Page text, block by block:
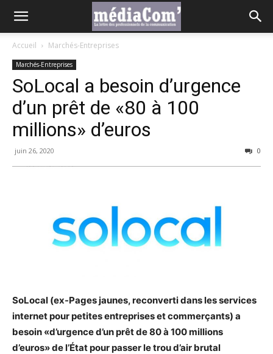
Accueil Marchés-Entreprises
Marchés-Entreprises
SoLocal a besoin d’urgence
d’un prêt de «80 à 100
millions» d’euros
juin 26, 2020 0
SoLocal (ex-Pages jaunes, reconverti dans les services
internet pour petites entreprises et commerçants) a
besoin «d’urgence d’un prêt de 80 à 100 millions
d’euros» de l’État pour passer le trou d’air brutal